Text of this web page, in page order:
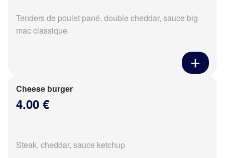
Tenders de poulet pané, double cheddar, sauce big
mac classique
Cheese burger
4.00 €
Steak, cheddar, sauce ketchup